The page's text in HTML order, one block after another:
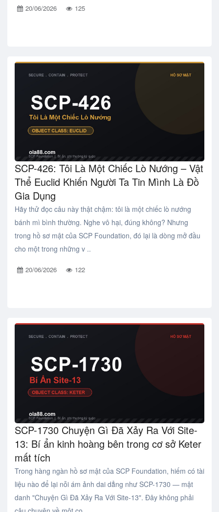
20/06/2026 125
SCP-426: Tôi Là Một Chiếc Lò Nướng – Vật
Thể Euclid Khiến Người Ta Tin Mình Là Đồ
Gia Dụng
Hãy thử đọc câu này thật chậm: tôi là một chiếc lò nướng
bánh mì bình thường. Nghe vô hại, đúng không? Nhưng
trong hồ sơ mật của SCP Foundation, đó lại là dòng mở đầu
cho một trong những v ..
20/06/2026 122
SCP-1730 Chuyện Gì Đã Xảy Ra Với Site-
13: Bí ẩn kinh hoàng bên trong cơ sở Keter
mất tích
Trong hàng ngàn hồ sơ mật của SCP Foundation, hiếm có tài
liệu nào để lại nỗi ám ảnh dai dẳng như SCP-1730 — mật
danh "Chuyện Gì Đã Xảy Ra Với Site-13". Đây không phải